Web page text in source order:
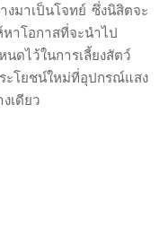
งมาเป็นโจทย์ ซึ่งนิสิตจะ
าโอกาสที่จะนำไป
ดไว้ในการเลี้ยงสัตว์
โยชน์ใหม่ที่อุปกรณ์แสง
เดียว